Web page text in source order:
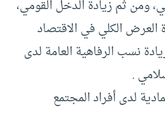
ومن ثم زيادة الدخل القومي،
العرض الكلي في الاقتصاد
نسب الرفاهية العامة لدى
.
لدى أفراد المجتمع